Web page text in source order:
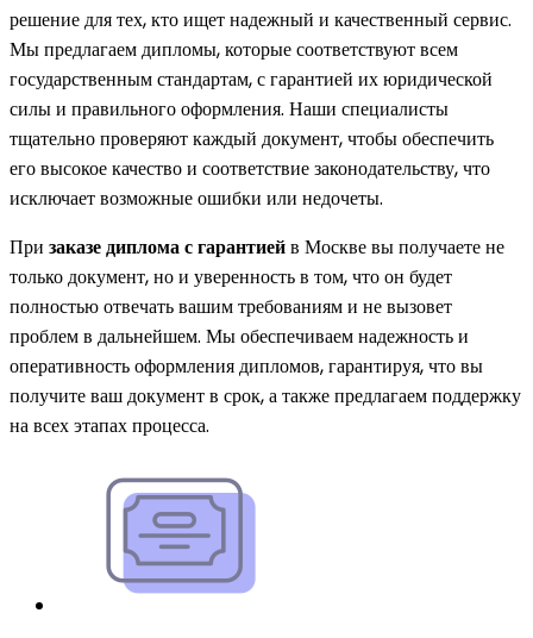
решение для тех, кто ищет надежный и качественный сервис.
Мы предлагаем дипломы, которые соответствуют всем
государственным стандартам, с гарантией их юридической
силы и правильного оформления. Наши специалисты
тщательно проверяют каждый документ, чтобы обеспечить
его высокое качество и соответствие законодательству, что
исключает возможные ошибки или недочеты.
При заказе диплома с гарантиейв Москве вы получаете не
только документ, но и уверенность в том, что он будет
полностью отвечать вашим требованиям и не вызовет
проблем в дальнейшем. Мы обеспечиваем надежность и
оперативность оформления дипломов, гарантируя, что вы
получите ваш документ в срок, а также предлагаем поддержку
на всех этапах процесса.